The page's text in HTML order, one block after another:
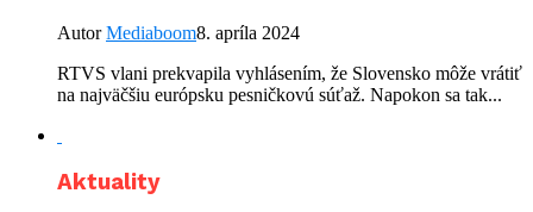
AutorMediaboom8. apríla 2024
RTVS vlani prekvapila vyhlásením, že Slovensko môže vrátiť
na najväčšiu európsku pesničkovú súťaž. Napokon sa tak...
Aktuality